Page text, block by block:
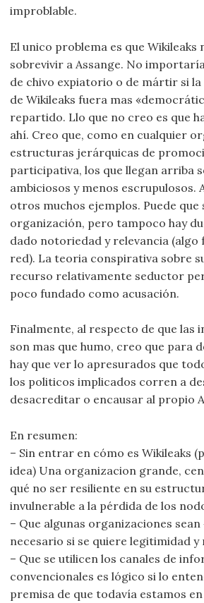
improblable.
El unico problema es que Wikileaks
sobrevivir a Assange. No
de chivo expiatorio o de mártir si
de Wikileaks fuera mas
repartido. Llo que no creo es que
ahí. Creo que, como en cualquier
estructuras jerárquicas de
participativa, los que llegan arriba
ambiciosos y menos escrupulosos.
otros muchos ejemplos. Puede que
organización, pero tampoco hay
dado notoriedad y relevancia (algo
red). La teoria conspirativa sobre
recurso relativamente seductor
poco fundado como acusación.
Finalmente, al respecto de que las
son mas que humo, creo que para
hay que ver lo apresurados que
los politicos implicados corren a
desacreditar o encausar al propio
En resumen:
– Sin entrar en cómo es Wikileaks
idea) Una organizacion grande,
qué no ser resiliente en su
invulnerable a la pérdida de los
– Que algunas organizaciones sean
necesario si se quiere legitimidad y
– Que se utilicen los canales de
convencionales es lógico si lo
premisa de que todavía estamos